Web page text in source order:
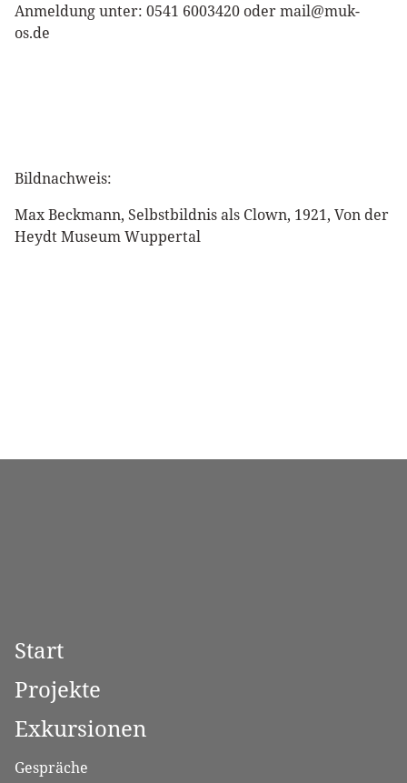
Anmeldung unter: 0541 6003420 oder mail@muk-
os.de
Bildnachweis:
Max Beckmann, Selbstbildnis als Clown, 1921, Von der
Heydt Museum Wuppertal
Start
Projekte
Exkursionen
Gespräche